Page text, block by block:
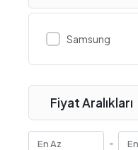
Samsung
Fiyat Aralıkları
-